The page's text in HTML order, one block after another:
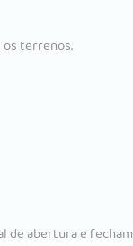
os terrenos.
de abertura e